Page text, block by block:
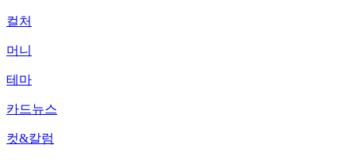
컬처
머니
테마
카드뉴스
컷&칼럼